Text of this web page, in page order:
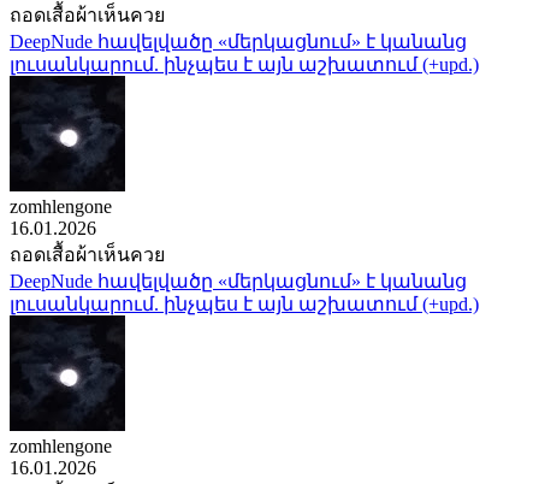
ถอดเสื้อผ้าเห็นควย
DeepNude հավելվածը «մերկացնում» է կանանց
լուսանկարում. ինչպես է այն աշխատում (+upd.)
zomhlengone
16.01.2026
ถอดเสื้อผ้าเห็นควย
DeepNude հավելվածը «մերկացնում» է կանանց
լուսանկարում. ինչպես է այն աշխատում (+upd.)
zomhlengone
16.01.2026